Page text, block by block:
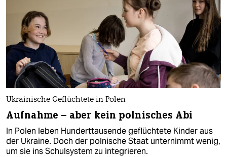
Ukrainische Geflüchtete in Polen
Aufnahme – aber kein polnisches Abi
In Polen leben Hunderttausende geflüchtete Kinder aus
der Ukraine. Doch der polnische Staat unternimmt wenig,
um sie ins Schulsystem zu integrieren.